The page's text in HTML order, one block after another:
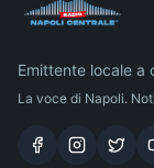
Emittente locale a
La voce di Napoli.